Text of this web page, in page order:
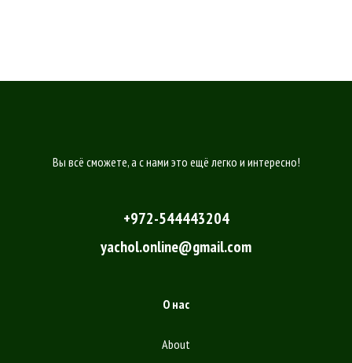
Вы всё сможете, а с нами это ещё легко и интересно!
+972-544443204
yachol.online@gmail.com
О нас
About